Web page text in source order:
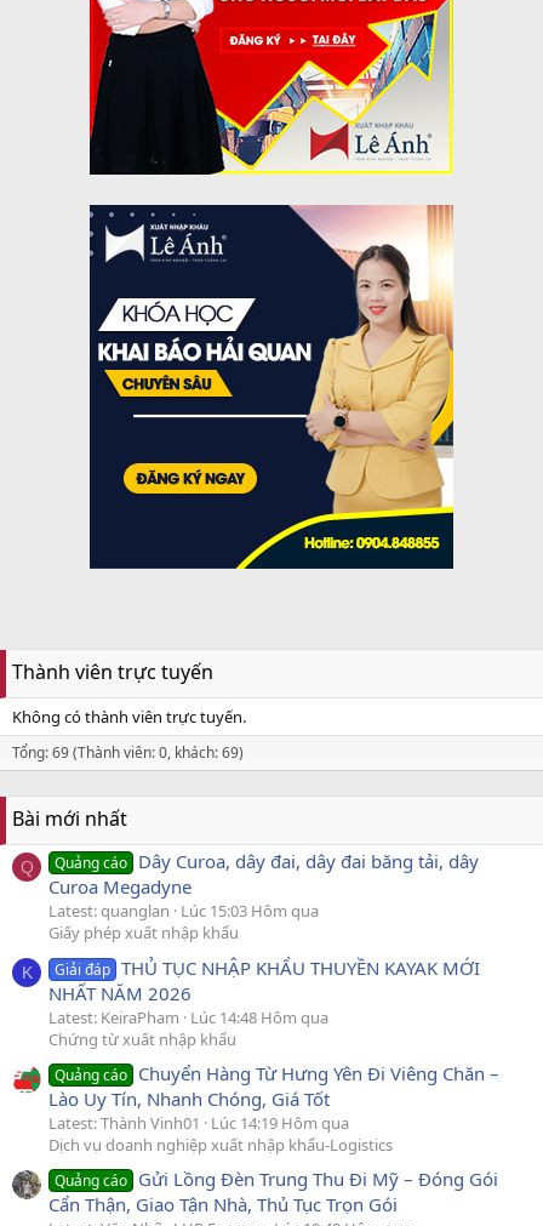
Thành viên trực tuyến
Không có thành viên trực tuyến.
Tổng: 69 (Thành viên: 0, khách: 69)
Bài mới nhất
Q Quảng cáo Dây Curoa, dây đai, dây đai băng tải, dây
Curoa Megadyne
Latest: quanglan
Lúc 15:03 Hôm qua
Giấy phép xuất nhập khẩu
K Giải đáp THỦ TỤC NHẬP KHẨU THUYỀN KAYAK MỚI
NHẤT NĂM 2026
Latest: KeiraPham
Lúc 14:48 Hôm qua
Chứng từ xuất nhập khẩu
Quảng cáo Chuyển Hàng Từ Hưng Yên Đi Viêng Chăn –
Lào Uy Tín, Nhanh Chóng, Giá Tốt
Latest: Thành Vinh01
Lúc 14:19 Hôm qua
Dịch vụ doanh nghiệp xuất nhập khẩu-Logistics
Quảng cáo Gửi Lồng Đèn Trung Thu Đi Mỹ – Đóng Gói
Cẩn Thận, Giao Tận Nhà, Thủ Tục Trọn Gói